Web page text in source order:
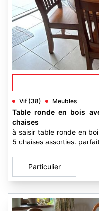
Vif (38) Meubles
Table ronde en bois
chaises
à saisir table ronde en
5 chaises assorties.
Particulier